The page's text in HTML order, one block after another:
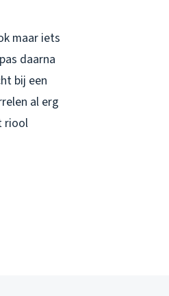
maar iets
daarna
bij een
al erg
riool